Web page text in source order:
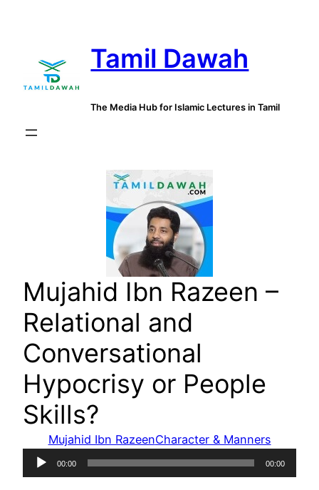
Tamil Dawah
The Media Hub for Islamic Lectures in Tamil
Mujahid Ibn Razeen –
Relational and
Conversational
Hypocrisy or People
Skills?
Mujahid Ibn RazeenCharacter & Manners
Audio
Player
00:00 00:00